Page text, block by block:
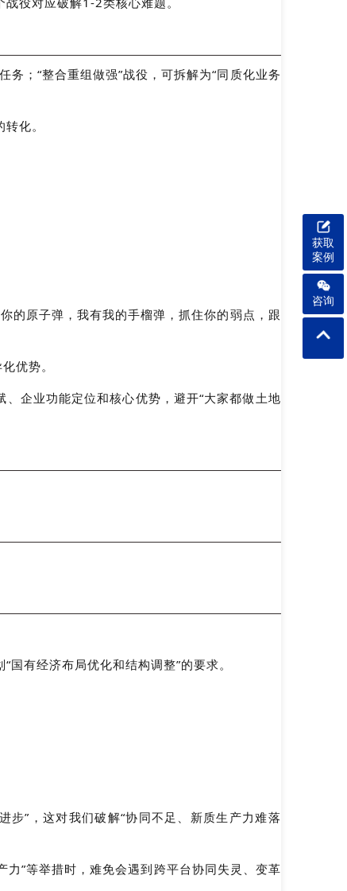
务；“整合重组做强”战役，可拆解为“同质化业务
化。
的原子弹，我有我的手榴弹，抓住你的弱点，跟
优势。
企业功能定位和核心优势，避开“大家都做土地
有经济布局优化和结构调整”的要求。
步”，这对我们破解“协同不足、新质生产力难落
”等举措时，难免会遇到跨平台协同失灵、变革
获取
案例
咨询